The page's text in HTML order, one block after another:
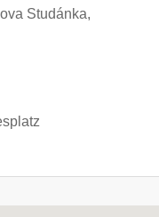
Studánka,